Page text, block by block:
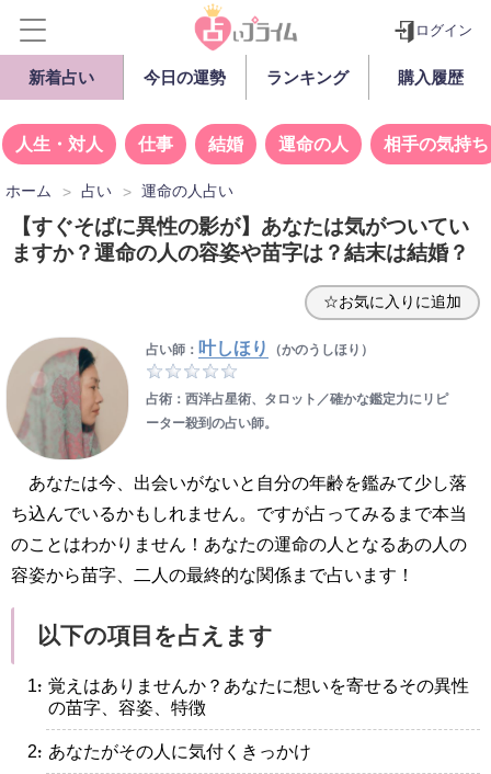
ログイン
新着占い 今日の運勢 ランキング 購入履歴
人生・対人 仕事 結婚 運命の人 相手の気持ち
ホーム 占い 運命の人占い
【すぐそばに異性の影が】あなたは気がついてい
ますか？運命の人の容姿や苗字は？結末は結婚？
☆お気に入りに追加
占い師： 叶しほり （かのうしほり）
占術：西洋占星術、タロット／確かな鑑定力にリピ
ーター殺到の占い師。
あなたは今、出会いがないと自分の年齢を鑑みて少し落
ち込んでいるかもしれません。ですが占ってみるまで本当
のことはわかりません！あなたの運命の人となるあの人の
容姿から苗字、二人の最終的な関係まで占います！
以下の項目を占えます
・覚えはありませんか？あなたに想いを寄せるその異性
の苗字、容姿、特徴
・あなたがその人に気付くきっかけ